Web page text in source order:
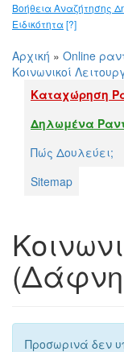
Βοήθεια Αναζήτησης
Ειδικότητα[?]
Αρχική » Online
Κοινωνικοί
Καταχώρηση
Δηλωμένα
Πώς Δουλεύει;
Sitemap
Προσωρινά δεν